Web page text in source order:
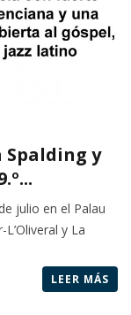
Spalding y
julio en el Palau
y La
LEER MÁS